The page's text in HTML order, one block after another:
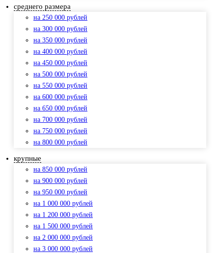
среднего размера
на 250 000 рублей
на 300 000 рублей
на 350 000 рублей
на 400 000 рублей
на 450 000 рублей
на 500 000 рублей
на 550 000 рублей
на 600 000 рублей
на 650 000 рублей
на 700 000 рублей
на 750 000 рублей
на 800 000 рублей
крупные
на 850 000 рублей
на 900 000 рублей
на 950 000 рублей
на 1 000 000 рублей
на 1 200 000 рублей
на 1 500 000 рублей
на 2 000 000 рублей
на 3 000 000 рублей